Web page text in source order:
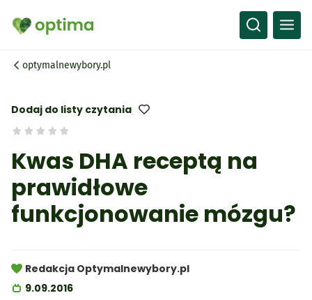
optymalnewybory.pl
Dodaj do listy czytania
Kwas DHA receptą na
prawidłowe
funkcjonowanie mózgu?
Redakcja Optymalnewybory.pl
9.09.2016